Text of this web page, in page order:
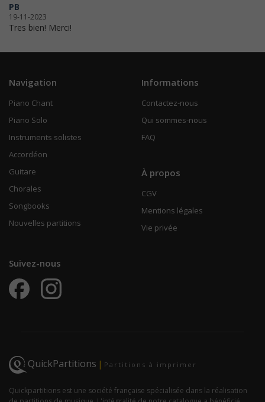
PB
19-11-2023
Tres bien! Merci!
Navigation
Piano Chant
Piano Solo
Instruments solistes
Accordéon
Guitare
Chorales
Songbooks
Nouvelles partitions
Informations
Contactez-nous
Qui sommes-nous
FAQ
À propos
CGV
Mentions légales
Vie privée
Suivez-nous
QuickPartitions | Partitions à imprimer
Quickpartitions est une société française spécialisée dans la réalisation